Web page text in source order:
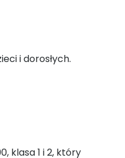
i dorosłych.
klasa 1 i 2, który